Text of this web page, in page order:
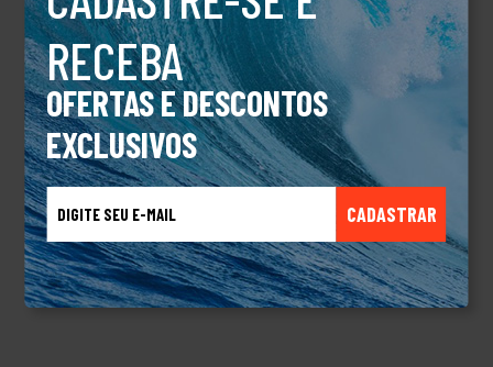
RECEBA
OFERTAS E DESCONTOS
EXCLUSIVOS
CADASTRAR
DESCRIÇÃO
Bermuda Hurley Walkshorts H20 Dri Breath 19 Marinho
TALVEZ VOCÊ TAMBÉM GOSTE